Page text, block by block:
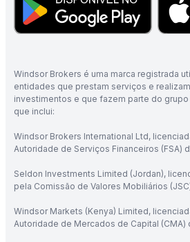
Windsor Brokers é uma marca registrada
entidades que prestam serviços e
investimentos e que fazem parte do
que inclui:
Windsor Brokers International Ltd,
Autoridade de Serviços Financeiros (FSA)
Seldon Investments Limited (Jordan),
pela Comissão de Valores Mobiliários
Windsor Markets (Kenya) Limited,
Autoridade de Mercados de Capital (CMA)